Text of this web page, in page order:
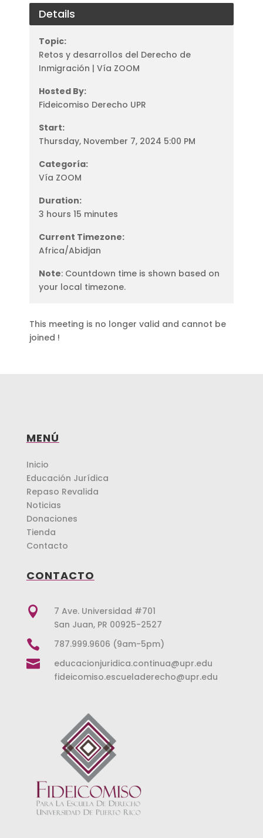
Details
Topic:
Retos y desarrollos del Derecho de
Inmigración | Vía ZOOM
Hosted By:
Fideicomiso Derecho UPR
Start:
Thursday, November 7, 2024 5:00 PM
Categoría:
Vía ZOOM
Duration:
3 hours 15 minutes
Current Timezone:
Africa/Abidjan
Note: Countdown time is shown based on
your local timezone.
This meeting is no longer valid and cannot be
joined !
MENÚ
Inicio
Educación Jurídica
Repaso Revalida
Noticias
Donaciones
Tienda
Contacto
CONTACTO

7 Ave. Universidad #701
San Juan, PR 00925-2527
 787.999.9606 (9am-5pm)

educacionjuridica.continua@upr.edu
fideicomiso.escueladerecho@upr.edu